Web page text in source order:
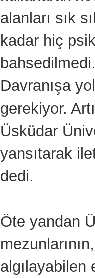
alanları sık
kadar hiç
Davranışa
gerekiyor.
Üsküdar
yansıtarak
dedi.
Öte yandan